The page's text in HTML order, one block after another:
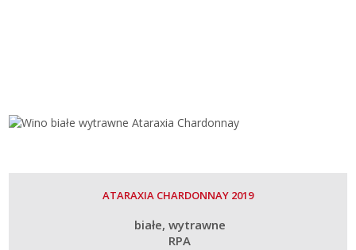
ATARAXIA CHARDONNAY 2019
białe wytrawne
RPA